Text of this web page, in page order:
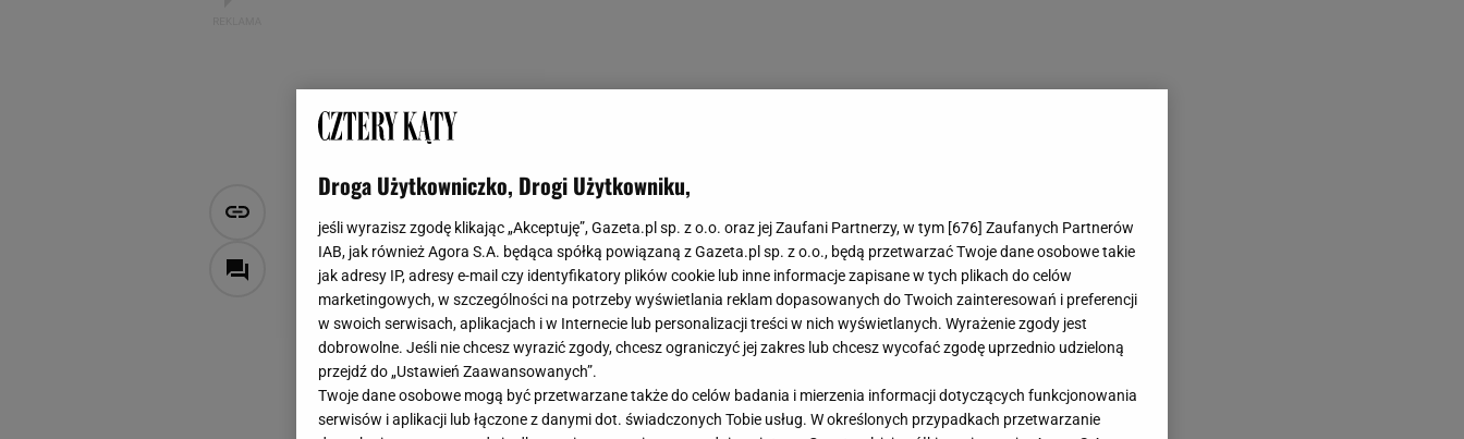
Polska krajem TOP w Europie. Mamy nie tylko
najpiękniejszą kawiarnię, ale i park
Aleksandra Bitel
10 grudnia 2024, 07:00
Polski design został doceniony. Nasz kraj może poczuć się wyróżniony, bowiem aż dwukrotnie
zajął pierwsze miejsce w europejskich konkursach. Jak się okazało możemy pochwalić się nie
Droga Użytkowniczko, Drogi Użytkowniku,
jeśli wyrazisz zgodę klikając „Akceptuję”, Gazeta.pl sp. z o.o. oraz jej Zaufani Partnerzy, w tym [676] Zaufanych Partnerów
IAB, jak również Agora S.A. będąca spółką powiązaną z Gazeta.pl sp. z o.o., będą przetwarzać Twoje dane osobowe takie
jak adresy IP, adresy e-mail czy identyfikatory plików cookie lub inne informacje zapisane w tych plikach do celów
marketingowych, w szczególności na potrzeby wyświetlania reklam dopasowanych do Twoich zainteresowań i preferencji
w swoich serwisach, aplikacjach i w Internecie lub personalizacji treści w nich wyświetlanych. Wyrażenie zgody jest
dobrowolne. Jeśli nie chcesz wyrazić zgody, chcesz ograniczyć jej zakres lub chcesz wycofać zgodę uprzednio udzieloną
przejdź do „Ustawień Zaawansowanych”.
Twoje dane osobowe mogą być przetwarzane także do celów badania i mierzenia informacji dotyczących funkcjonowania
serwisów i aplikacji lub łączone z danymi dot. świadczonych Tobie usług. W określonych przypadkach przetwarzanie